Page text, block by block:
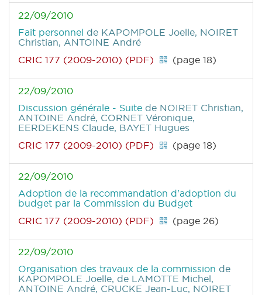
22/09/2010
Fait personnel de KAPOMPOLE Joelle, NOIRET
Christian, ANTOINE André
CRIC 177 (2009-2010) (PDF)
(page 18)
22/09/2010
Discussion générale - Suite de NOIRET Christian,
ANTOINE André, CORNET Véronique,
EERDEKENS Claude, BAYET Hugues
CRIC 177 (2009-2010) (PDF)
(page 18)
22/09/2010
Adoption de la recommandation d'adoption du
budget par la Commission du Budget
CRIC 177 (2009-2010) (PDF)
(page 26)
22/09/2010
Organisation des travaux de la commission de
KAPOMPOLE Joelle, de LAMOTTE Michel,
ANTOINE André, CRUCKE Jean-Luc, NOIRET